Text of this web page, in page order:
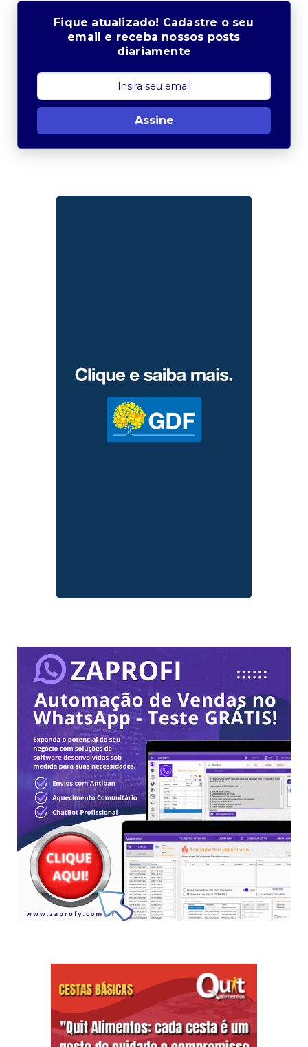
Fique atualizado! Cadastre o seu
email e receba nossos posts
diariamente
Assine